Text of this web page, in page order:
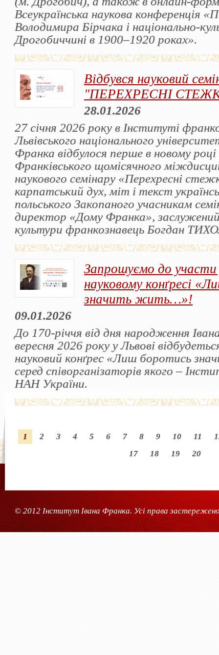
Всеукраїнська наукова конференція
Володимира Бірчака і національно-
Дрогобиччині в 1900–1920 роках».
Відбувся науковий
"ПЕРЕХРЕСНІ
28.01.2026
27 січня 2026 року в Інституті
Львівського національного
Франка відбулося перше в новому році
Франківського щомісячного
наукового семінару «Перехресні
карпатський дух, міт і текст
польського Закопаного учасникам
директор «Дому Франка»,
культури франкознавець Богдан
Запрошуємо до
науковому конґресі
значить жить…»!
09.01.2026
До 170-річчя від дня народження
вересня 2026 року у Львові
науковий конґрес «Лиш боротись
серед співорганізаторів якого –
НАН України.
1 2 3 4 5 6 7 8 9 10 11
17
18 19 20
© 2012 Інститут Івана Франка. Усі права